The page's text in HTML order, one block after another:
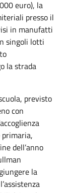
euro), la
presso il
in manufatti
singoli lotti
la strada
previsto
con
primaria,
dell’anno
la